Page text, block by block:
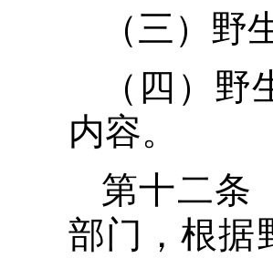
（三）
（四）
内容。
第十二条
部门，根据